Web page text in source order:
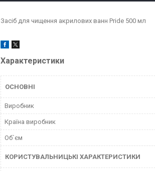
Засіб для чищення акрилових ванн Pride 500 мл
Характеристики
ОСНОВНІ
Виробник
Країна виробник
Об`єм
КОРИСТУВАЛЬНИЦЬКІ ХАРАКТЕРИСТИКИ